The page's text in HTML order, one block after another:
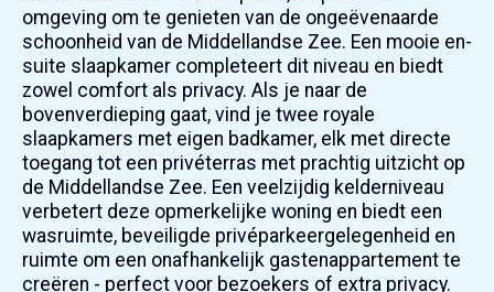
omgeving om te genieten van de ongeëvenaarde
schoonheid van de Middellandse Zee. Een mooie en-
suite slaapkamer completeert dit niveau en biedt
zowel comfort als privacy. Als je naar de
bovenverdieping gaat, vind je twee royale
slaapkamers met eigen badkamer, elk met directe
toegang tot een privéterras met prachtig uitzicht op
de Middellandse Zee. Een veelzijdig kelderniveau
verbetert deze opmerkelijke woning en biedt een
wasruimte, beveiligde privéparkeergelegenheid en
ruimte om een onafhankelijk gastenappartement te
creëren - perfect voor bezoekers of extra privacy.